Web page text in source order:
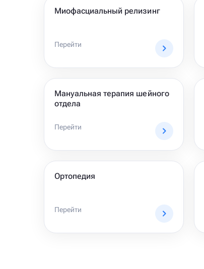
Миофасциальный релизинг
Перейти
Мануальная терапия шейного
отдела
Перейти
Ортопедия
Перейти